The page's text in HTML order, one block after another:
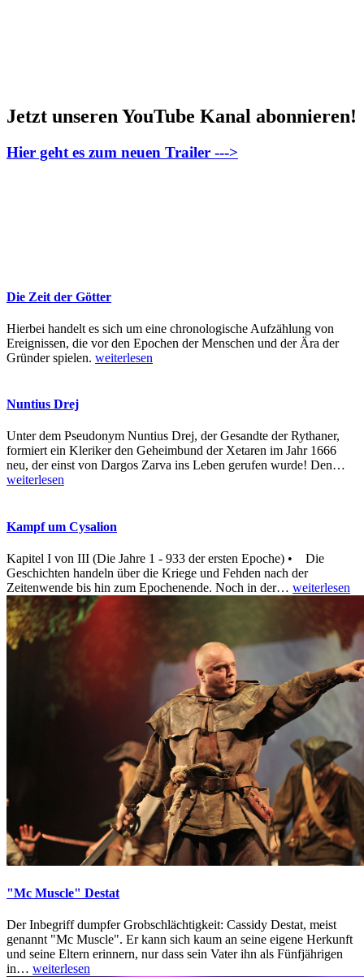
Jetzt unseren YouTube Kanal abonnieren!
Hier geht es zum neuen Trailer --->
Die Zeit der Götter
Hierbei handelt es sich um eine chronologische Aufzählung von
Ereignissen, die vor den Epochen der Menschen und der Ära der
Gründer spielen. weiterlesen
Nuntius Drej
Unter dem Pseudonym Nuntius Drej, der Gesandte der Rythaner,
formiert ein Kleriker den Geheimbund der Xetaren im Jahr 1666
neu, der einst von Dargos Zarva ins Leben gerufen wurde! Den…
weiterlesen
Kampf um Cysalion
Kapitel I von III (Die Jahre 1 - 933 der ersten Epoche) • Die
Geschichten handeln über die Kriege und Fehden nach der
Zeitenwende bis hin zum Epochenende. Noch in der… weiterlesen
"Mc Muscle" Destat
Der Inbegriff dumpfer Grobschlächtigkeit: Cassidy Destat, meist
genannt "Mc Muscle". Er kann sich kaum an seine eigene Herkunft
und seine Eltern erinnern, nur dass sein Vater ihn als Fünfjährigen
in… weiterlesen